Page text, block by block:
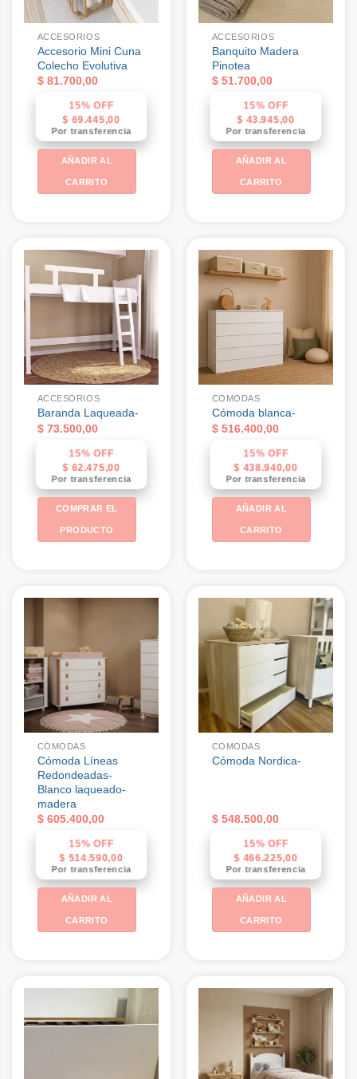
ACCESORIOS
Accesorio Mini Cuna
Colecho Evolutiva
$81.700,00
15% OFF
$ 69.445,00
Por transferencia
AÑADIR AL
CARRITO
ACCESORIOS
Banquito Madera
Pinotea
$51.700,00
15% OFF
$ 43.945,00
Por transferencia
AÑADIR AL
CARRITO
ACCESORIOS
Baranda Laqueada-
$73.500,00
15% OFF
$ 62.475,00
Por transferencia
COMPRAR EL
PRODUCTO
CÓMODAS
Cómoda blanca-
$516.400,00
15% OFF
$ 438.940,00
Por transferencia
AÑADIR AL
CARRITO
CÓMODAS
Cómoda Líneas
Redondeadas-
Blanco laqueado-
madera
$605.400,00
15% OFF
$ 514.590,00
Por transferencia
AÑADIR AL
CARRITO
CÓMODAS
Cómoda Nordica-
$548.500,00
15% OFF
$ 466.225,00
Por transferencia
AÑADIR AL
CARRITO